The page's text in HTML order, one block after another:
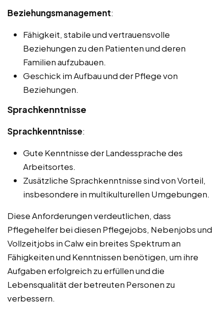
Beziehungsmanagement:
Fähigkeit, stabile und vertrauensvolle
Beziehungen zu den Patienten und deren
Familien aufzubauen.
Geschick im Aufbau und der Pflege von
Beziehungen.
Sprachkenntnisse
Sprachkenntnisse:
Gute Kenntnisse der Landessprache des
Arbeitsortes.
Zusätzliche Sprachkenntnisse sind von Vorteil,
insbesondere in multikulturellen Umgebungen.
Diese Anforderungen verdeutlichen, dass
Pflegehelfer bei diesen Pflegejobs, Nebenjobs und
Vollzeitjobs in Calw ein breites Spektrum an
Fähigkeiten und Kenntnissen benötigen, um ihre
Aufgaben erfolgreich zu erfüllen und die
Lebensqualität der betreuten Personen zu
verbessern.